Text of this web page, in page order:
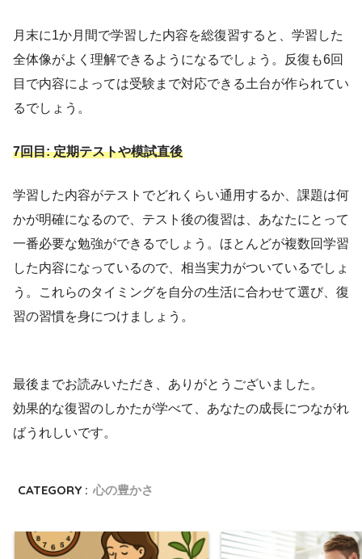
月末に1か月間で学習した内容を総復習すると、学習した
全体像がよく理解できるようになるでしょう。反復も6回
目で内容によっては受験まで対応できる土台が作られてい
るでしょう。
7回目: 定期テストや模試直後
学習した内容がテストでどれくらい通用するか、課題は何
かが明確になるので、テスト後の復習は、あなたにとって
一番必要な勉強ができるでしょう。ほとんどが複数回学習
した内容になっているので、相当実力がついているでしょ
う。これらのタイミングを自分の生活に合わせて選び、復
習の習慣を身につけましょう。
最後までお読みいただき、ありがとうございました。
効果的な復習のしかたが学べて、あなたの成長につながれ
ばうれしいです。
CATEGORY : 心の豊かさ